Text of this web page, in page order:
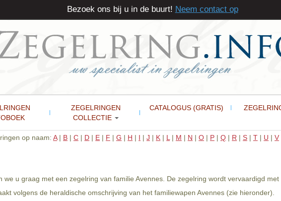
ZEGELRINGEN
COLLECTIE
CATALOGUS (GRATIS)
op naam: A| B | C | D | E | F | G | H | I | J | K | L | M | N | O | P | Q | R | S | T | U | V
we u graag met een zegelring van familie Avennes. De zegelring wordt vervaardigd
volgens de heraldische omschrijving van het familiewapen Avennes (zie hieronder).
Bezoek ons bij u in de buurt! Neem contact op